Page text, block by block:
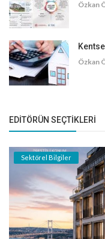
Özkan
Özkan
EDITÖRÜN SEÇTIKLERI
Sektörel Bilgiler